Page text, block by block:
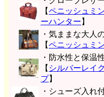
【ペニッシュミ
ーハンター 】
・気ままな大人
【ペニッシュミ
・防水性と保温
【 シルバーレイ
プ】
・シューズ入れ付